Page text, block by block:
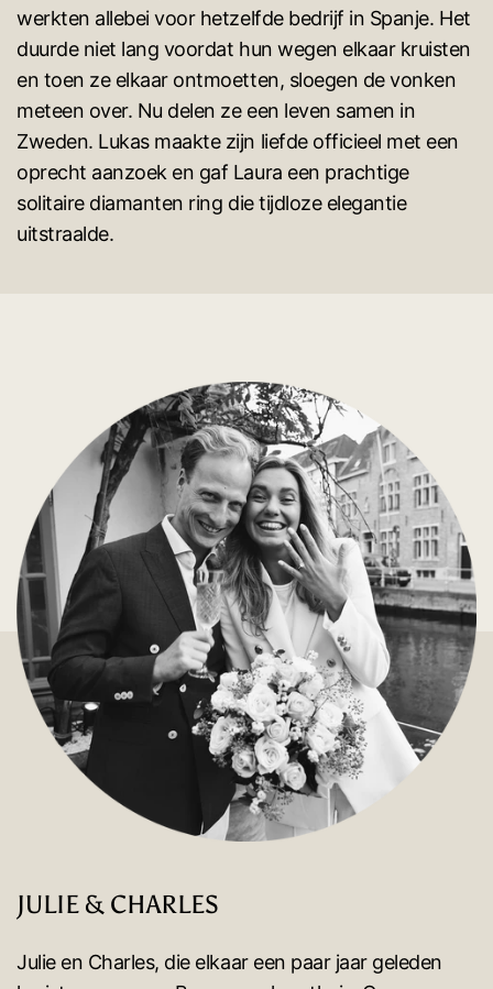
werkten allebei voor hetzelfde bedrijf in Spanje. Het
duurde niet lang voordat hun wegen elkaar kruisten
en toen ze elkaar ontmoetten, sloegen de vonken
meteen over. Nu delen ze een leven samen in
Zweden. Lukas maakte zijn liefde officieel met een
oprecht aanzoek en gaf Laura een prachtige
solitaire diamanten ring die tijdloze elegantie
uitstraalde.
JULIE & CHARLES
Julie en Charles, die elkaar een paar jaar geleden